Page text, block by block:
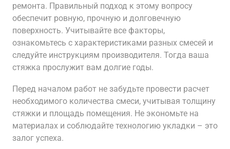
ремонта. Правильный подход к этому вопросу
обеспечит ровную, прочную и долговечную
поверхность. Учитывайте все факторы,
ознакомьтесь с характеристиками разных смесей и
следуйте инструкциям производителя. Тогда ваша
стяжка прослужит вам долгие годы.
Перед началом работ не забудьте провести расчет
необходимого количества смеси, учитывая толщину
стяжки и площадь помещения. Не экономьте на
материалах и соблюдайте технологию укладки – это
залог успеха.